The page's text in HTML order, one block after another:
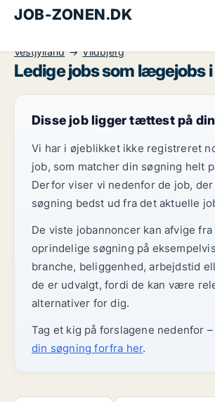
JOB-ZONEN.DK
Vestjylland
Vildbjerg
Ledige jobs som lægejobs
Disse job ligger tættest på
Vi har i øjeblikket ikke registreret
job, som matcher din søgning helt
Derfor viser vi nedenfor de job, der
søgning bedst ud fra det aktuelle
De viste jobannoncer kan afvige fra
oprindelige søgning på
branche, beliggenhed, arbejdstid
de er udvalgt, fordi de kan være
alternativer for dig.
Tag et kig på forslagene nedenfor
din søgning forfra her.